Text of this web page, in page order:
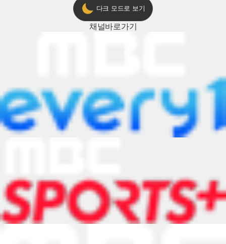
다크 모드로 보기
채널바로가기